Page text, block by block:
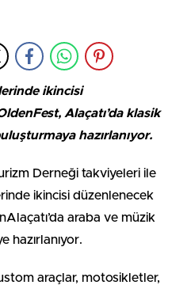
ikincisi
Alaçatı’da klasik
hazırlanıyor.
Derneği takviyeleri ile
ikincisi düzenlenecek
araba ve müzik
hazırlanıyor.
araçlar, motosikletler,